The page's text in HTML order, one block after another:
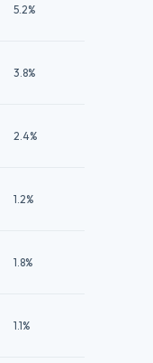
5.2%
3.8%
2.4%
1.2%
1.8%
1.1%